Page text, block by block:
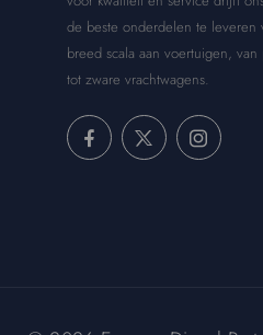
de beste onderdelen te leveren
breed scala aan voertuigen, van
tot zware vrachtwagens.